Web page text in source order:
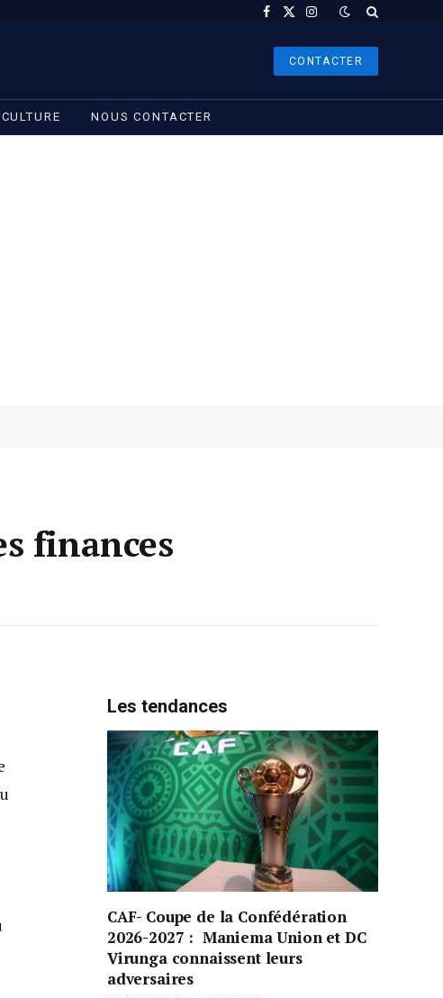
Facebook
X
Instagram
CONTACTER
CULTURE NOUS CONTACTER
finances
Les tendances
CAF- Coupe de la Confédération
2026-2027 : Maniema Union et DC
Virunga connaissent leurs
adversaires